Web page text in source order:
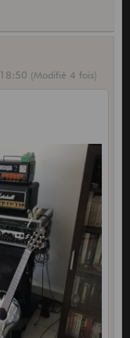
18:50 (Modifié 4 fois)